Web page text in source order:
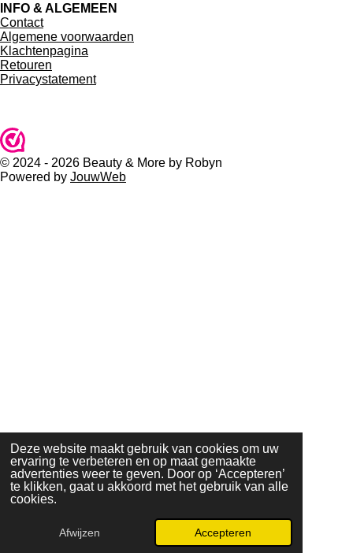
Deze website maakt gebruik van cookies om uw
ervaring te verbeteren en op maat gemaakte
advertenties weer te geven. Door op ‘Accepteren’
te klikken, gaat u akkoord met het gebruik van alle
cookies.
Afwijzen Accepteren
INFO & ALGEMEEN
Contact
Algemene voorwaarden
Klachtenpagina
Retouren
Privacystatement
© 2024 - 2026 Beauty & More by Robyn
Powered by JouwWeb
WhatsApp